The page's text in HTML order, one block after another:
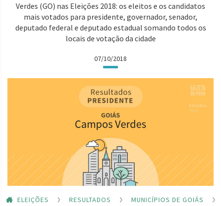
Verdes (GO) nas Eleições 2018: os eleitos e os candidatos
mais votados para presidente, governador, senador,
deputado federal e deputado estadual somando todos os
locais de votação da cidade
07/10/2018
ELEIÇÕES RESULTADOS
MUNICÍPIOS DE GOIÁS